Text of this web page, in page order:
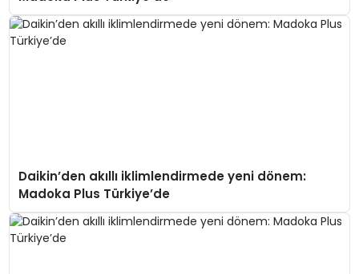
Daikin’den akıllı iklimlendirmede yeni dönem:
Madoka Plus Türkiye’de